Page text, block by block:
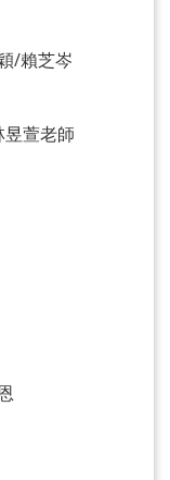
/賴芝岑
萱老師